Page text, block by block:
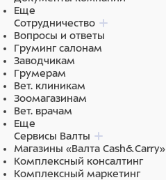
Еще
Сотрудничество
Вопросы и ответы
Груминг салонам
Заводчикам
Грумерам
Вет. клиникам
Зоомагазинам
Вет. врачам
Еще
Сервисы Валты
Магазины «Валта Cash&Carry»
Комплексный консалтинг
Комплексный маркетинг